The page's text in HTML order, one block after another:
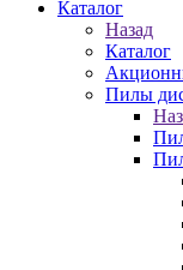
Каталог
Назад
Каталог
Пилы